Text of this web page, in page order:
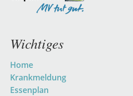
Wichtiges
Navigation
überspringen
Home
Krankmeldung
Essenplan